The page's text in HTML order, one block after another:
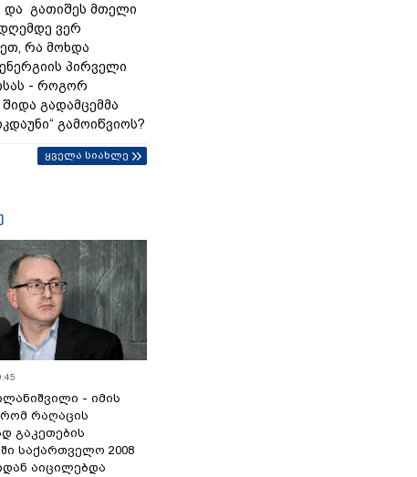
და გათიშეს მთელი
ვერ
რა მოხდა
პირველი
- როგორ
გადამცემმა
გამოიწვიოს?
ყველა სიახლე
- იმის
რომ რაღაცის
გაკეთების
საქართველო 2008
აიცილებდა